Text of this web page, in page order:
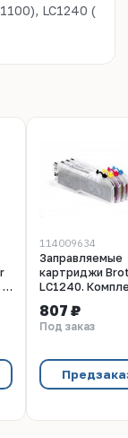
LC1240 (
4
114009634
Заправляемые
картриджи
LC1240.
объём - Long
807 ₽
Под заказ